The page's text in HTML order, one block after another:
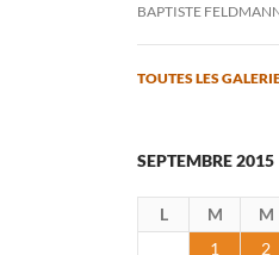
BAPTISTE
TOUTES LES
SEPTEMBRE 2015
L M M
1
2